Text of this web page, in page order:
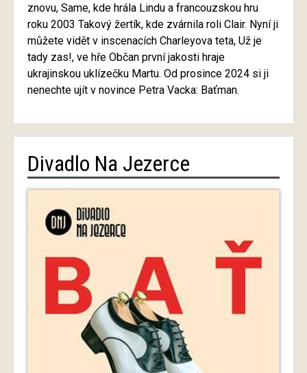
znovu, Same, kde hrála Lindu a francouzskou hru
roku 2003 Takový žertík, kde zvárnila roli Clair. Nyní ji
můžete vidět v inscenacích Charleyova teta, Už je
tady zas!, ve hře Občan první jakosti hraje
ukrajinskou uklízečku Martu. Od prosince 2024 si ji
nenechte ujít v novince Petra Vacka: Baťman.
Divadlo Na Jezerce